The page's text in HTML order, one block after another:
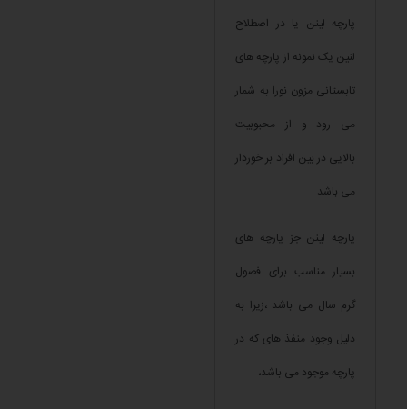
پارچه لینن یا در اصطلاح
لنین یک نمونه از پارچه های
تابستانی مزون نورا به شمار
می رود و از محبوبیت
بالایی در بین افراد بر خوردار
می باشد.
پارچه لینن جز پارچه های
بسیار مناسب برای فصول
گرم سال می باشد ،زیرا به
دلیل وجود منفذ های که در
پارچه موجود می باشد،